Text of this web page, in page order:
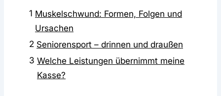
1 Muskelschwund: Formen, Folgen und
Ursachen
2 Seniorensport – drinnen und draußen
3 Welche Leistungen übernimmt meine
Kasse?